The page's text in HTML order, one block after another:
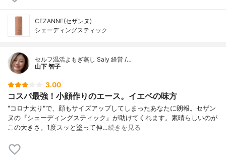
CEZANNE(セザンヌ)
シェーディングスティック
セルフ温活よもぎ蒸し Saly 経営 /…
山下 智子
3.00
コスパ最強！小顔作りのエース。イエベの味方
"コロナ太り"で、顔もサイズアップしてしまったあなたに朗報。セザン
ヌの『シェーディングスティック』が助けてくれます。素晴らしいのが
この大きさ。1度スッと塗って伸…続きを見る